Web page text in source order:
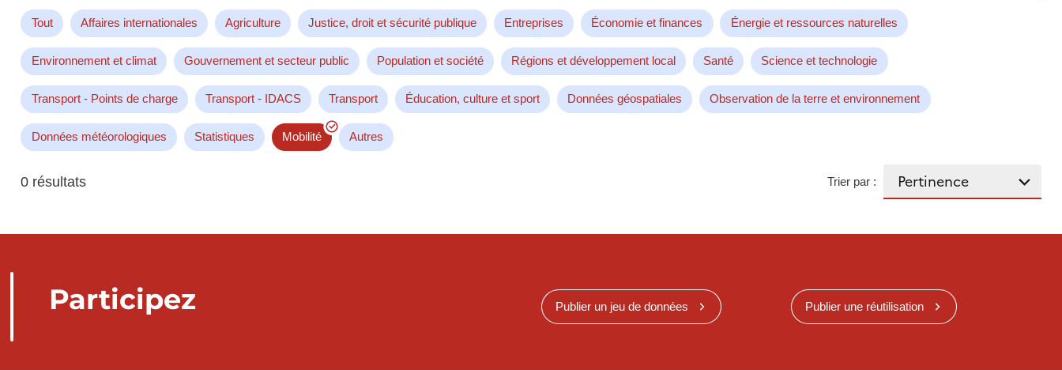
Tout Affaires internationales Agriculture Justice, droit et sécurité publique Entreprises Économie et finances Énergie et ressources naturelles
Environnement et climat Gouvernement et secteur public Population et société Régions et développement local Santé Science et technologie
Transport - Points de charge Transport - IDACS Transport Éducation, culture et sport Données géospatiales Observation de la terre et environnement
Données météorologiques Statistiques Mobilité Autres
0 résultats Trier par :
Participez Publier un jeu de données Publier une réutilisation